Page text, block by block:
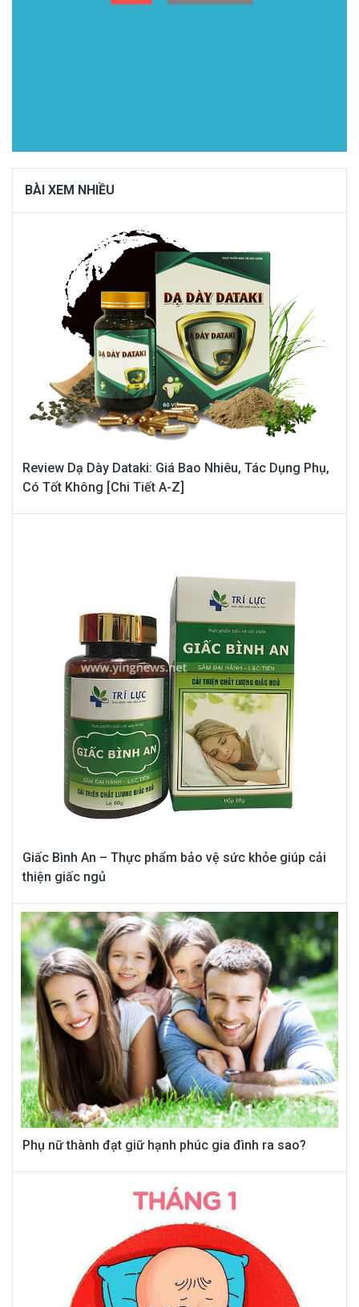
BÀI XEM NHIỀU
Review Dạ Dày Dataki: Giá Bao Nhiêu, Tác Dụng Phụ,
Có Tốt Không [Chi Tiết A-Z]
Giấc Bình An – Thực phẩm bảo vệ sức khỏe giúp cải
thiện giấc ngủ
Phụ nữ thành đạt giữ hạnh phúc gia đình ra sao?